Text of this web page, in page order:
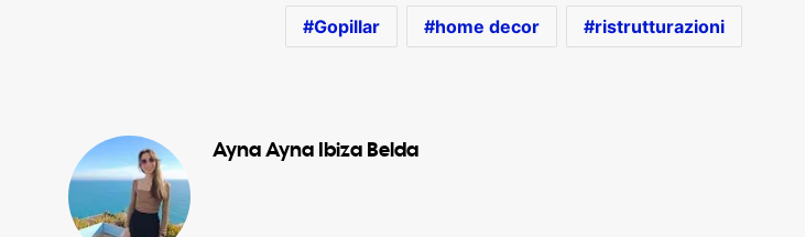
Gopillar home decor ristrutturazioni
Ayna Ayna Ibiza Belda